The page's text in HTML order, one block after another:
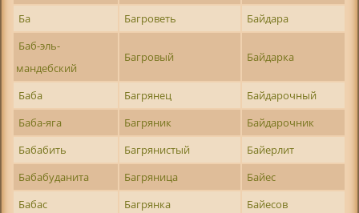
Ба
Багроветь
Байдара
Баб-эль-
мандебский
Багровый Байдарка
Баба Багрянец
Байдарочный
Баба-яга
Багряник
Байдарочник
Бабабить
Багрянистый
Байерлит
Бабабуданита
Багряница
Байес
Бабас
Багрянка
Байесов